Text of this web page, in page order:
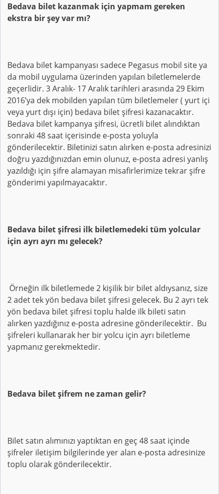
Bedava bilet kazanmak için yapmam gereken
ekstra bir şey var mı?
Bedava bilet kampanyası sadece Pegasus mobil site ya
da mobil uygulama üzerinden yapılan biletlemelerde
geçerlidir. 3 Aralık- 17 Aralık tarihleri arasında 29 Ekim
2016’ya dek mobilden yapılan tüm biletlemeler ( yurt içi
veya yurt dışı için) bedava bilet şifresi kazanacaktır.
Bedava bilet kampanya şifresi, ücretli bilet alındıktan
sonraki 48 saat içerisinde e-posta yoluyla
gönderilecektir. Biletinizi satın alırken e-posta adresinizi
doğru yazdığınızdan emin olunuz, e-posta adresi yanlış
yazıldığı için şifre alamayan misafirlerimize tekrar şifre
gönderimi yapılmayacaktır.
Bedava bilet şifresi ilk biletlemedeki tüm yolcular
için ayrı ayrı mı gelecek?
Örneğin ilk biletlemede 2 kişilik bir bilet aldıysanız, size
2 adet tek yön bedava bilet şifresi gelecek. Bu 2 ayrı tek
yön bedava bilet şifresi toplu halde ilk bileti satın
alırken yazdığınız e-posta adresine gönderilecektir. Bu
şifreleri kullanarak her bir yolcu için ayrı biletleme
yapmanız gerekmektedir.
Bedava bilet şifrem ne zaman gelir?
Bilet satın alımınızı yaptıktan en geç 48 saat içinde
şifreler iletişim bilgilerinde yer alan e-posta adresinize
toplu olarak gönderilecektir.